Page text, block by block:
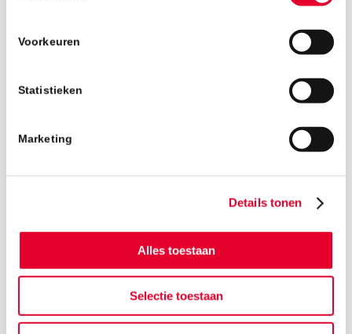
Voorkeuren
Statistieken
Marketing
Details tonen
Alles toestaan
Selectie toestaan
Terug naar het nieuwsoverzicht